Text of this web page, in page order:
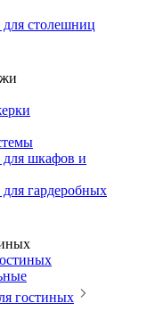
столешниц
шкафов и
гардеробных
гостиных